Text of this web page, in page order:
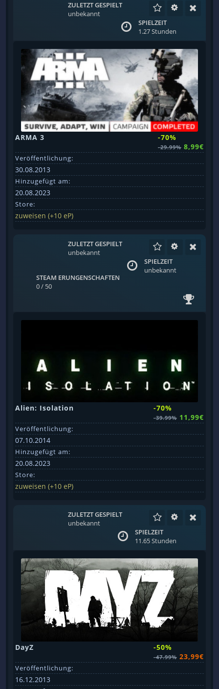
ZULETZT GESPIELT
unbekannt
SPIELZEIT
1.27 Stunden
ARMA 3 -70%
-29.99% 8,99€
Veröffentlichung:
30.08.2013
Hinzugefügt am:
20.08.2023
Store:
zuweisen (+10 eP)
ZULETZT GESPIELT
unbekannt
SPIELZEIT
unbekannt
STEAM ERUNGENSCHAFTEN
0 / 50
Alien: Isolation -70%
-39.99% 11,99€
Veröffentlichung:
07.10.2014
Hinzugefügt am:
20.08.2023
Store:
zuweisen (+10 eP)
ZULETZT GESPIELT
unbekannt
SPIELZEIT
11.65 Stunden
DayZ -50%
-47.99% 23,99€
Veröffentlichung:
16.12.2013